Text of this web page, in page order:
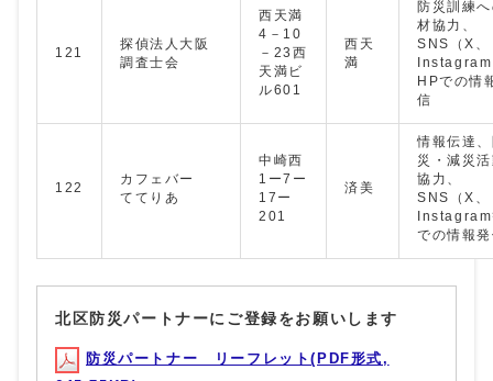
121
探偵法人大阪
調査士会
西天満
4－10
－23西
天満ビ
ル601
西天
満
防災訓練
材協力、
SNS（X、
HPでの情
信
122
カフェバー
ててりあ
中崎西
1ー7ー
17ー
201
済美
情報伝達
災・減災
協力、
SNS（X、
での情報
北区防災パートナーにご登録をお願いします
防災パートナー リーフレット(PDF形式,